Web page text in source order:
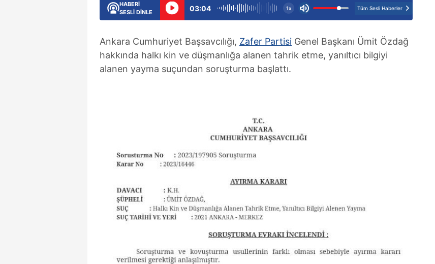
HABERİ
SESLİ DİNLE
03:04 1x Tüm Sesli Haberler
Ankara Cumhuriyet Başsavcılığı, Zafer Partisi Genel Başkanı Ümit Özdağ
hakkında halkı kin ve düşmanlığa alanen tahrik etme, yanıltıcı bilgiyi
alanen yayma suçundan soruşturma başlattı.